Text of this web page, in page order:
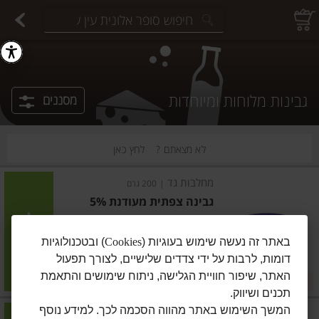
גבינות מלוחות ומיוחדות מסננים
לא מצאתם ? לחץ כאן
מחלבות גד 200 גרם
גבינה צפתית מעודנת 5%
מחיר מבצע ₪15.50
₪18.50
₪9.25 ל-100 גרם במבצע! ₪15.50
הוסיפו
מוטק'ה החולב | 250 גרם
באתר זה נעשה שימוש בעוגיות (Cookies) ובטכנולוגיות
דומות, לרבות על ידי צדדים שלישיים, לצורך תפעול
האתר, שיפור חוויית הגלישה, ניתוח שימושים והתאמת
תכנים ושיווק.
המשך השימוש באתר מהווה הסכמה לכך. למידע נוסף